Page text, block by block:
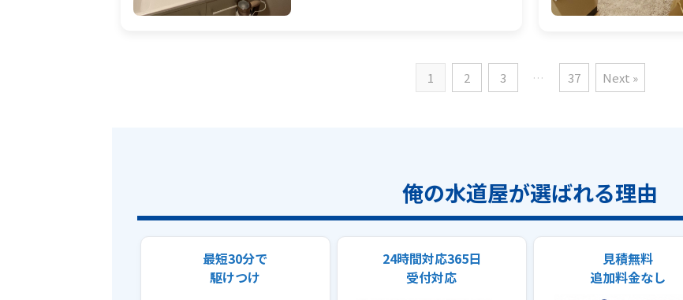
1 2 3 … 37 Next »
俺の水道屋が選ばれる理由
最短30分で
駆けつけ
24時間対応365日
受付対応
見積無料
追加料金なし